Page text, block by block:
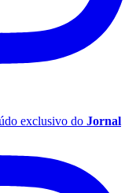
exclusivo do Jornal